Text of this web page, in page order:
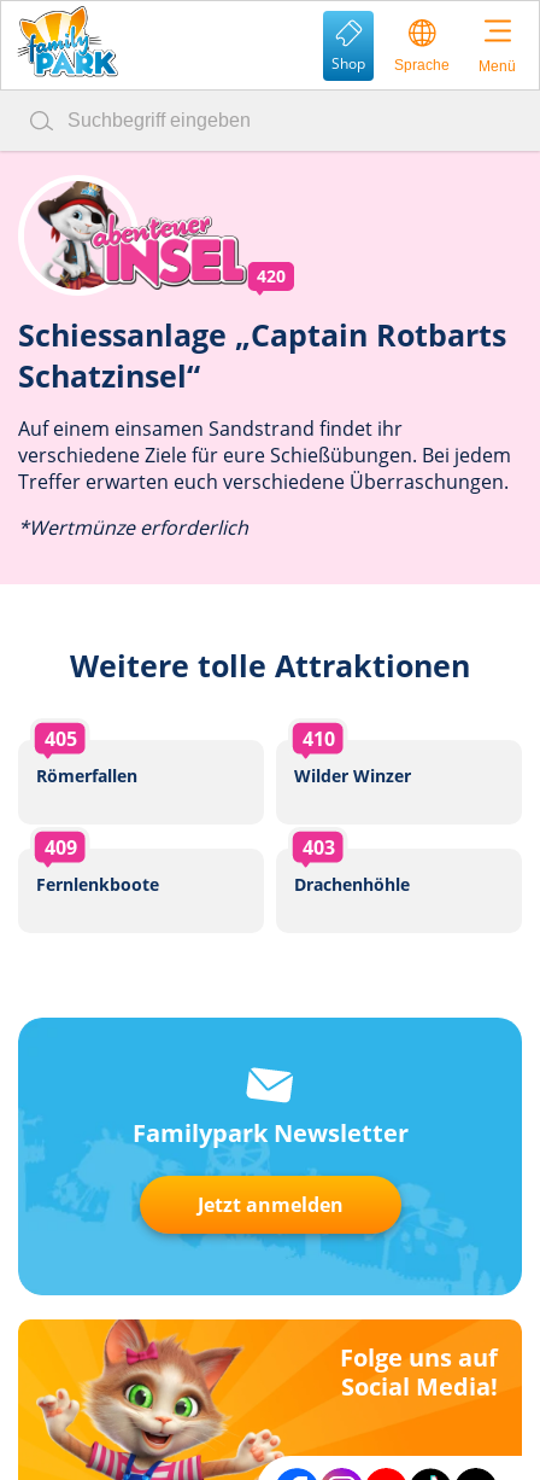
Shop Sprache Menü
420
Schiessanlage „Captain Rotbarts
Schatzinsel“
Auf einem einsamen Sandstrand findet ihr
verschiedene Ziele für eure Schießübungen. Bei jedem
Treffer erwarten euch verschiedene Überraschungen.
*Wertmünze erforderlich
Weitere tolle Attraktionen
405
Römerfallen
410
Wilder Winzer
409
Fernlenkboote
403
Drachenhöhle
Familypark Newsletter
Jetzt anmelden
Folge uns auf
Social Media!